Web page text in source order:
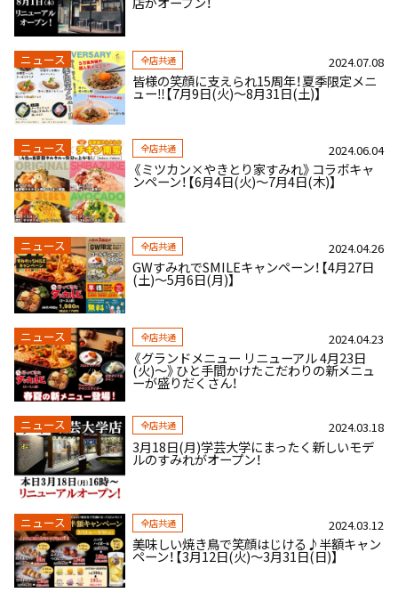
ニュース 全店共通 2024.07.08
皆様の笑顔に支えられ15周年！夏季限定メニ
ュー‼【7月9日(火)～8月31日(土)】
ニュース 全店共通 2024.06.04
《ミツカン×やきとり家すみれ》コラボキャ
ンペーン！【6月4日(火)～7月4日(木)】
ニュース 全店共通 2024.04.26
GWすみれでSMILEキャンペーン！【4月27日
(土)～5月6日(月)】
ニュース 全店共通 2024.04.23
《グランドメニュー リニューアル 4月23日
(火)～》ひと手間かけたこだわりの新メニュ
ーが盛りだくさん！
ニュース 全店共通 2024.03.18
3月18日(月)学芸大学にまったく新しいモデ
ルのすみれがオープン！
ニュース 全店共通 2024.03.12
美味しい焼き鳥で笑顔はじける♪半額キャン
ペーン！【3月12日(火)～3月31日(日)】